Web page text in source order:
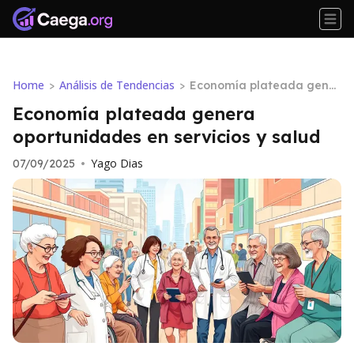
Home > Análisis de Tendencias > Economía plateada gener
ios y salud
Economía plateada genera
oportunidades en servicios y salud
07/09/2025 • Yago Dias